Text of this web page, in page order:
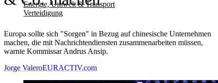
Energie, Umwelt & Transport
Verteidigung
Europa sollte sich "Sorgen" in Bezug auf chinesische Unternehmen
machen, die mit Nachrichtendiensten zusammenarbeiten müssen,
warnte Kommissar Andrus Ansip.
Jorge ValeroEURACTIV.com